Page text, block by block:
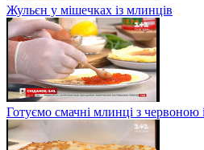
Жульєн у мішечках із млинців
Готуємо смачні млинці з червоною